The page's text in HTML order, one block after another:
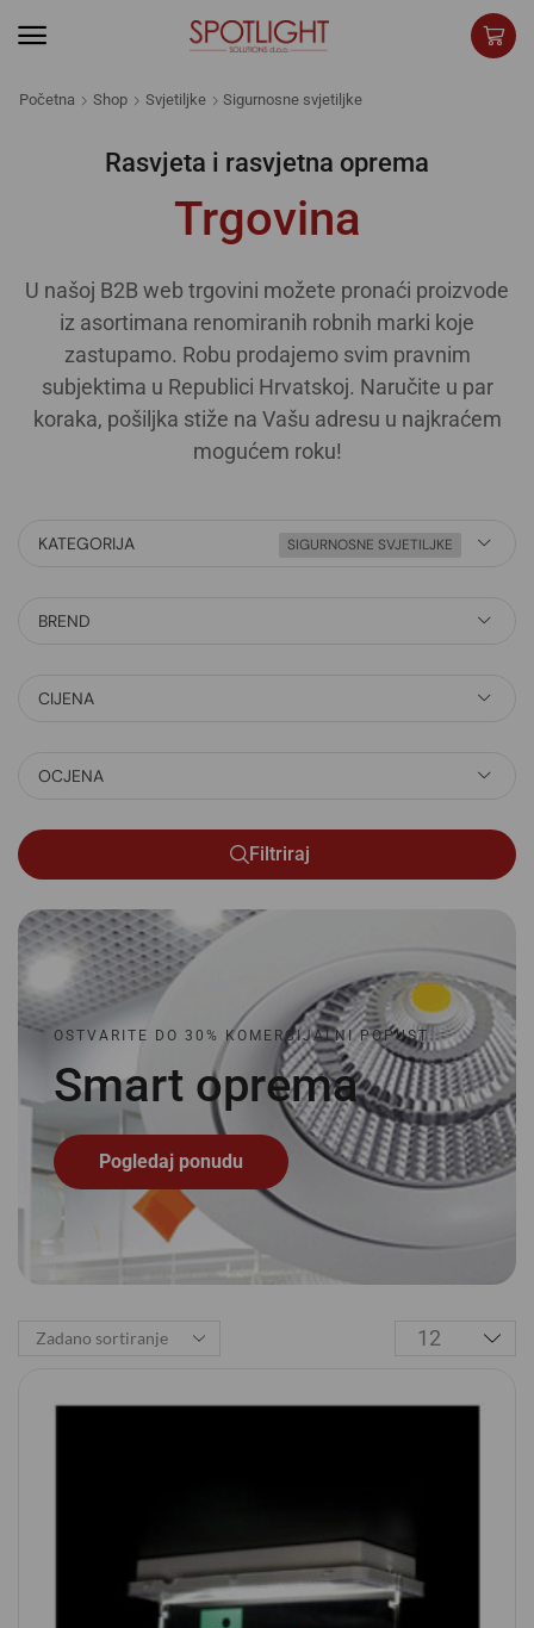
Početna Shop Svjetiljke Sigurnosne svjetiljke
Rasvjeta i rasvjetna oprema
Trgovina
U našoj B2B web trgovini možete pronaći proizvode
iz asortimana renomiranih robnih marki koje
zastupamo. Robu prodajemo svim pravnim
subjektima u Republici Hrvatskoj. Naručite u par
koraka, pošiljka stiže na Vašu adresu u najkraćem
mogućem roku!
KATEGORIJA SIGURNOSNE SVJETILJKE
BREND
CIJENA
OCJENA
Filtriraj
OSTVARITE DO 30% KOMERCIJALNI POPUST
Smart oprema
Pogledaj ponudu